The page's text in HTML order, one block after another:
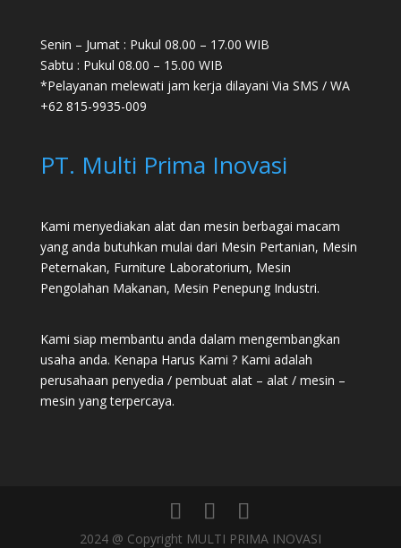
Senin – Jumat : Pukul 08.00 – 17.00 WIB
Sabtu : Pukul 08.00 – 15.00 WIB
*Pelayanan melewati jam kerja dilayani Via SMS / WA
+62 815-9935-009
PT. Multi Prima Inovasi
Kami menyediakan alat dan mesin berbagai macam
yang anda butuhkan mulai dari Mesin Pertanian, Mesin
Peternakan, Furniture Laboratorium, Mesin
Pengolahan Makanan, Mesin Penepung Industri.
Kami siap membantu anda dalam mengembangkan
usaha anda. Kenapa Harus Kami ? Kami adalah
perusahaan penyedia / pembuat alat – alat / mesin –
mesin yang terpercaya.
2024 @ Copyright MULTI PRIMA INOVASI